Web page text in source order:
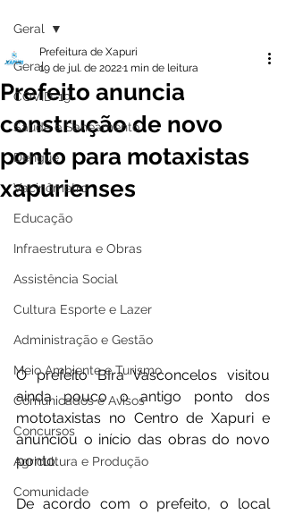
Geral
COVID-19
Saúde e Saneamento
Dengue
Vacinômetro
Educação
Infraestrutura e Obras
Assistência Social
Cultura Esporte e Lazer
Administração e Gestão
Meio Ambiente e Turismo
Comunicados e Avisos
Concursos
Agricultura e Produção
Comunidade
Geral
Prefeito anuncia
construção de novo
ponto para motaxistas
xapurienses
Prefeitura de Xapuri
19 de jul. de 20221 min de leitura
O prefeito BIra Vasconcelos visitou
ainda pouco o antigo ponto dos
mototaxistas no Centro de Xapuri e
anunciou o início das obras do novo
ponto.
De acordo com o prefeito, o local